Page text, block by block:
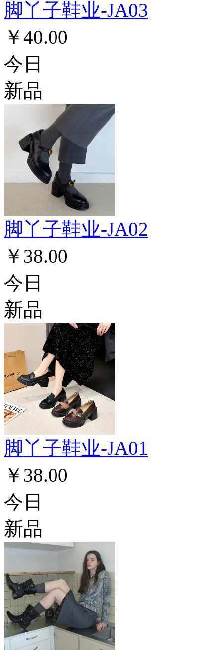
脚丫子鞋业-JA03
￥40.00
今日
新品
脚丫子鞋业-JA02
￥38.00
今日
新品
脚丫子鞋业-JA01
￥38.00
今日
新品